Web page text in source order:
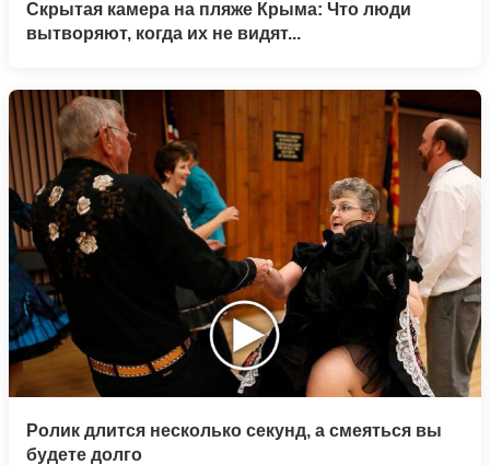
Скрытая камера на пляже Крыма: Что люди
вытворяют, когда их не видят...
Ролик длится несколько секунд, а смеяться вы
будете долго